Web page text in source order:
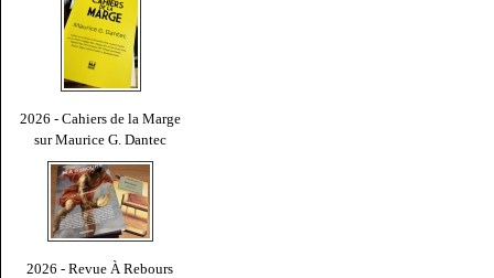
2026 - Cahiers de la Marge
sur Maurice G. Dantec
2026 - Revue À Rebours